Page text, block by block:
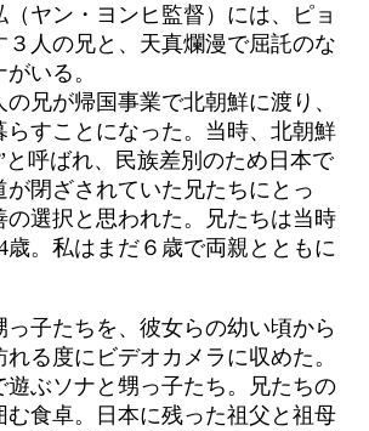
ヤン・ヨンヒ監督）には、ピョ
３人の兄と、天真爛漫で屈託のな
いる。
の兄が帰国事業で北朝鮮に渡り、
らすことになった。当時、北朝鮮
と呼ばれ、民族差別のため日本で
が閉ざされていた兄たちにとっ
の選択と思われた。兄たちは当時
歳。私はまだ６歳で両親とともに
っ子たちを、彼女らの幼い頃から
る度にビデオカメラに収めた。
遊ぶソナと甥っ子たち。兄たちの
む食卓。日本に残った祖父と祖母